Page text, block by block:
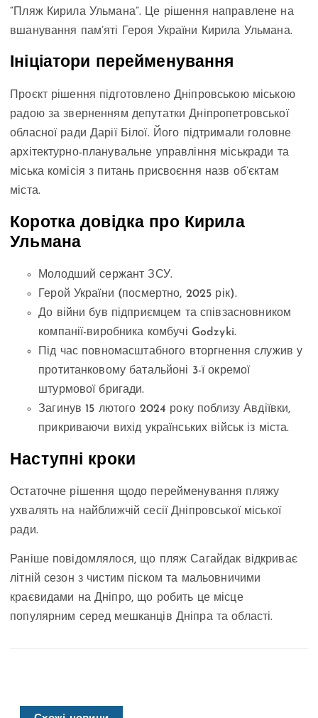
“Пляж Кирила Ульмана”. Це рішення направлене на
вшанування пам’яті Героя України Кирила Ульмана.
Ініціатори перейменування
Проєкт рішення підготовлено Дніпровською міською
радою за зверненням депутатки Дніпропетровської
обласної ради Дарії Білої. Його підтримали головне
архітектурно-планувальне управління міськради та
міська комісія з питань присвоєння назв об’єктам
міста.
Коротка довідка про Кирила
Ульмана
Молодший сержант ЗСУ.
Герой України (посмертно, 2025 рік).
До війни був підприємцем та співзасновником
компанії-виробника комбучі Godzyki.
Під час повномасштабного вторгнення служив у
протитанковому батальйоні 3-ї окремої
штурмової бригади.
Загинув 15 лютого 2024 року поблизу Авдіївки,
прикриваючи вихід українських військ із міста.
Наступні кроки
Остаточне рішення щодо перейменування пляжу
ухвалять на найближчій сесії Дніпровської міської
ради.
Раніше повідомлялося, що пляж Сагайдак відкриває
літній сезон з чистим піском та мальовничими
краєвидами на Дніпро, що робить це місце
популярним серед мешканців Дніпра та області.